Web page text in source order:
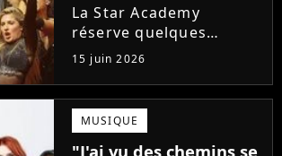
de l'émission !
La Star Academy
réserve quelques
surprises. Cette
gagnante totalement
oubliée de l'émission
est aujourd'hui plus
écoutée en streaming
que Jenifer et Nolwenn
15 juin 2026
MUSIQUE
"J'ai vu des chemins se